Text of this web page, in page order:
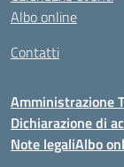
Albo online
Contatti
Amministrazione
Dichiarazione di
Note legaliAlbo